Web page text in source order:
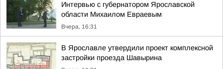
Интервью с губернатором Ярославской
области Михаилом Евраевым
Вчера, 16:31
В Ярославле утвердили проект комплексной
застройки проезда Шавырина